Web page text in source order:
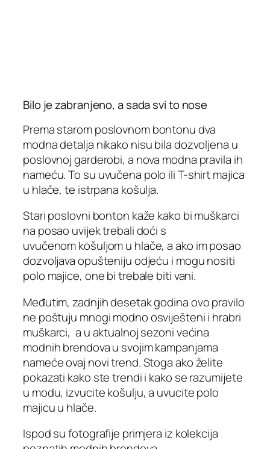
Bilo je zabranjeno, a sada svi to nose
Prema starom poslovnom bontonu dva
modna detalja nikako nisu bila dozvoljena u
poslovnoj garderobi, a nova modna pravila ih
nameću. To su uvučena polo ili T-shirt majica
u hlače, te istrpana košulja.
Stari poslovni bonton kaže kako bi muškarci
na posao uvijek trebali doći s
uvučenom košuljom u hlače, a ako im posao
dozvoljava opušteniju odjeću i mogu nositi
polo majice, one bi trebale biti vani.
Međutim, zadnjih desetak godina ovo pravilo
ne poštuju mnogi modno osviješteni i hrabri
muškarci, a u aktualnoj sezoni većina
modnih brendova u svojim kampanjama
nameće ovaj novi trend. Stoga ako želite
pokazati kako ste trendi i kako se razumijete
u modu, izvucite košulju, a uvucite polo
majicu u hlače.
Ispod su fotografije primjera iz kolekcija